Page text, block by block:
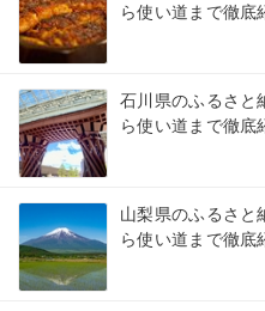
ら使い道まで徹底
石川県のふるさと
ら使い道まで徹底
山梨県のふるさと
ら使い道まで徹底